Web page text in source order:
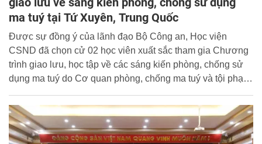
ma tuý tại Tứ Xuyên, Trung Quốc
Được sự đồng ý của lãnh đạo Bộ Công an, Học viện
CSND đã chọn cử 02 học viên xuất sắc tham gia Chương
trình giao lưu, học tập về các sáng kiến phòng, chống sử
dụng ma tuý do Cơ quan phòng, chống ma tuý và tội phạm
Liên Hợp Quốc (UNODC) phối hợp với Ủy ban kiểm soát
ma tuý Trung Quốc tổ chức tại Tứ Xuyên, Trung Quốc từ
ngày 25 - 29/11/2024.